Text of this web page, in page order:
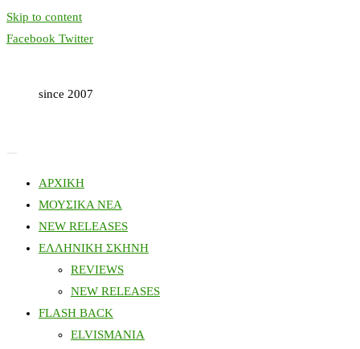
Skip to content
Facebook Twitter
since 2007
ΑΡΧΙΚΗ
ΜΟΥΣΙΚΑ ΝΕΑ
NEW RELEASES
ΕΛΛΗΝΙΚΗ ΣΚΗΝΗ
REVIEWS
NEW RELEASES
FLASH BACK
ELVISMANIA